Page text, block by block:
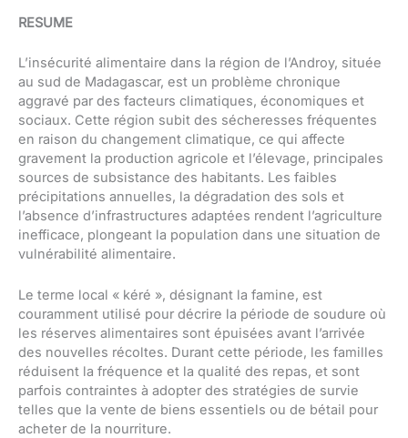
RESUME
L’insécurité alimentaire dans la région de l’Androy, située
au sud de Madagascar, est un problème chronique
aggravé par des facteurs climatiques, économiques et
sociaux. Cette région subit des sécheresses fréquentes
en raison du changement climatique, ce qui affecte
gravement la production agricole et l’élevage, principales
sources de subsistance des habitants. Les faibles
précipitations annuelles, la dégradation des sols et
l’absence d’infrastructures adaptées rendent l’agriculture
inefficace, plongeant la population dans une situation de
vulnérabilité alimentaire.
Le terme local « kéré », désignant la famine, est
couramment utilisé pour décrire la période de soudure où
les réserves alimentaires sont épuisées avant l’arrivée
des nouvelles récoltes. Durant cette période, les familles
réduisent la fréquence et la qualité des repas, et sont
parfois contraintes à adopter des stratégies de survie
telles que la vente de biens essentiels ou de bétail pour
acheter de la nourriture.